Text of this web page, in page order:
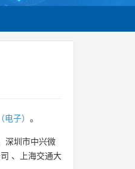
子） 。
深圳市中兴微
、
上海交通大